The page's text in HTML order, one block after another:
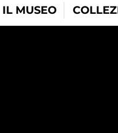
IL MUSEO